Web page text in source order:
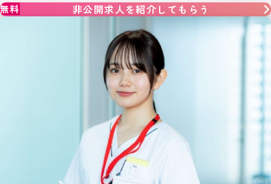
無料 非公開求人を紹介してもらう